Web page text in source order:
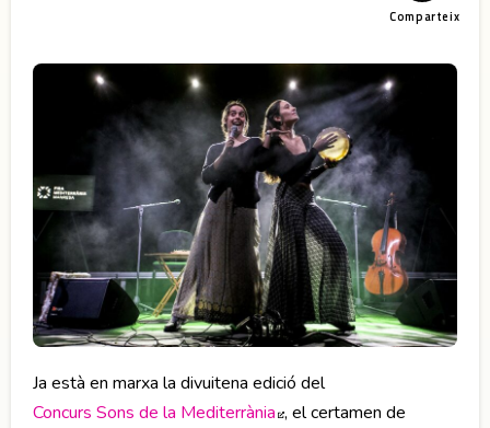
Comparteix
Ja està en marxa la divuitena edició del
Concurs Sons de la Mediterrània Abre en nueva ventana
, el certamen de